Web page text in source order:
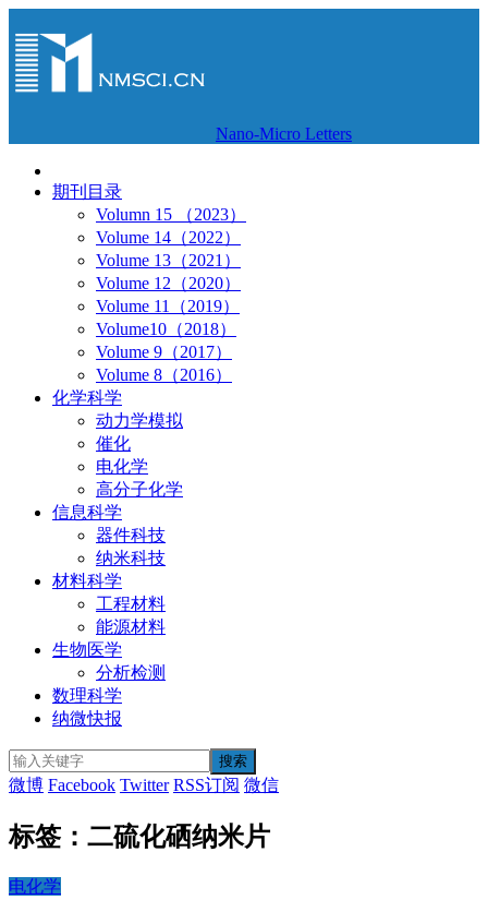
Nano-Micro Letters
期刊目录
Volumn 15 （2023）
Volume 14（2022）
Volume 13（2021）
Volume 12（2020）
Volume 11（2019）
Volume10（2018）
Volume 9（2017）
Volume 8（2016）
化学科学
动力学模拟
催化
电化学
高分子化学
信息科学
器件科技
纳米科技
材料科学
工程材料
能源材料
生物医学
分析检测
数理科学
纳微快报
微博 Facebook Twitter RSS订阅 微信
标签：二硫化硒纳米片
电化学